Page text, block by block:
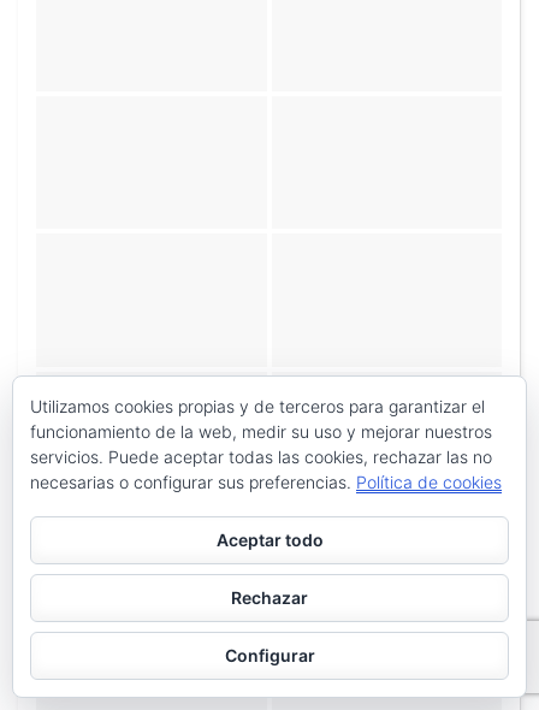
Utilizamos cookies propias y de terceros para garantizar el
funcionamiento de la web, medir su uso y mejorar nuestros
servicios. Puede aceptar todas las cookies, rechazar las no
necesarias o configurar sus preferencias. Política de cookies
Aceptar todo
Rechazar
Configurar